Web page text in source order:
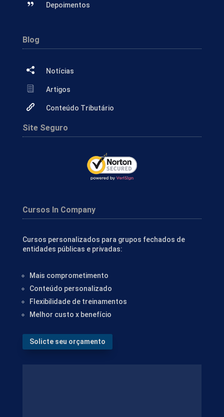
Depoimentos
Blog
Notícias
Artigos
Conteúdo Tributário
Site Seguro
Cursos In Company
Cursos personalizados para grupos fechados de
entidades públicas e privadas:
Mais comprometimento
Conteúdo personalizado
Flexibilidade de treinamentos
Melhor custo x benefício
Solicte seu orçamento